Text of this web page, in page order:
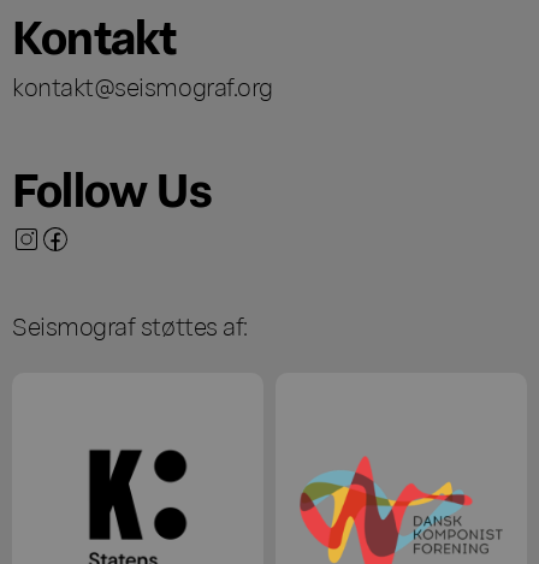
Kontakt
kontakt@seismograf.org
Follow Us
Seismograf støttes af: